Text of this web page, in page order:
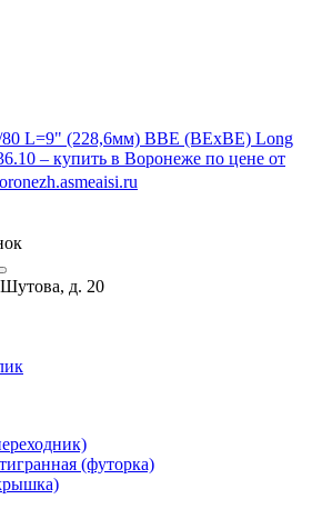
д. 20
(футорка)